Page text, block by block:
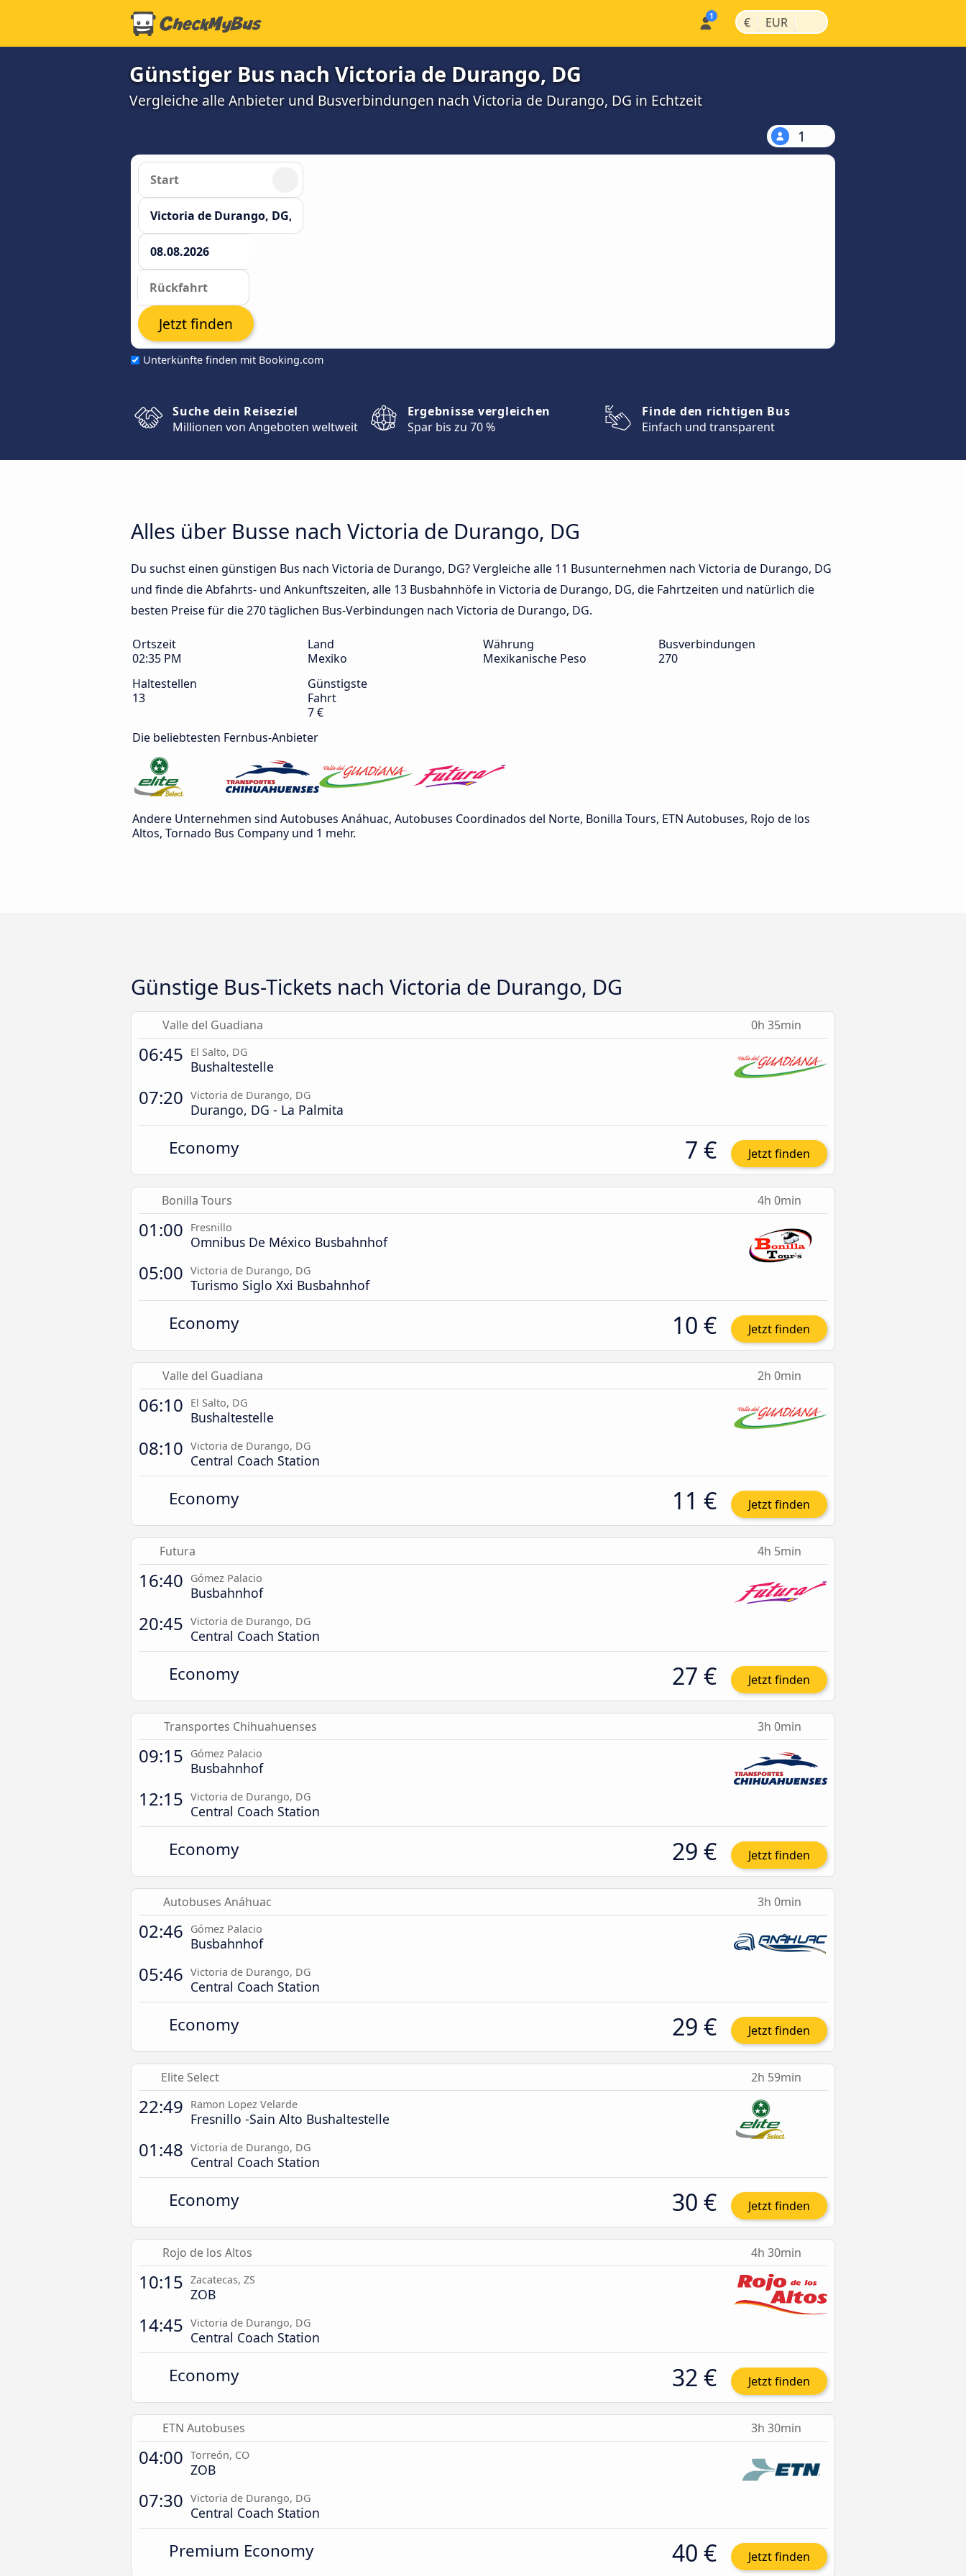
€ | EUR |
Günstiger Bus nach Victoria de Durango, DG
Vergleiche alle Anbieter und Busverbindungen nach Victoria de Durango, DG in Echtzeit
1
Unterkünfte finden mit Booking.com
Jetzt finden
Suche dein Reiseziel
Millionen von Angeboten weltweit
Ergebnisse vergleichen
Spar bis zu 70 %
Finde den richtigen Bus
Einfach und transparent
Alles über Busse nach Victoria de Durango, DG
Du suchst einen günstigen Bus nach Victoria de Durango, DG? Vergleiche alle 11 Busunternehmen nach Victoria de Durango, DG
und finde die Abfahrts- und Ankunftszeiten, alle 13 Busbahnhöfe in Victoria de Durango, DG, die Fahrtzeiten und natürlich die
besten Preise für die 270 täglichen Bus-Verbindungen nach Victoria de Durango, DG.
Ortszeit
02:35 PM
Land
Mexiko
Währung
Mexikanische Peso
Busverbindungen
270
Haltestellen
13
Günstigste
Fahrt
7 €
Die beliebtesten Fernbus-Anbieter
Andere Unternehmen sind Autobuses Anáhuac, Autobuses Coordinados del Norte, Bonilla Tours, ETN Autobuses, Rojo de los
Altos, Tornado Bus Company und 1 mehr.
Günstige Bus-Tickets nach Victoria de Durango, DG
Valle del Guadiana 0h 35min
06:45 El Salto, DG
Bushaltestelle
07:20 Victoria de Durango, DG
Durango, DG - La Palmita
Economy 7 € Jetzt finden
Bonilla Tours 4h 0min
01:00 Fresnillo
Omnibus De México Busbahnhof
05:00 Victoria de Durango, DG
Turismo Siglo Xxi Busbahnhof
Economy 10 € Jetzt finden
Valle del Guadiana 2h 0min
06:10 El Salto, DG
Bushaltestelle
08:10 Victoria de Durango, DG
Central Coach Station
Economy 11 € Jetzt finden
Futura 4h 5min
16:40 Gómez Palacio
Busbahnhof
20:45 Victoria de Durango, DG
Central Coach Station
Economy 27 € Jetzt finden
Transportes Chihuahuenses 3h 0min
09:15 Gómez Palacio
Busbahnhof
12:15 Victoria de Durango, DG
Central Coach Station
Economy 29 € Jetzt finden
Autobuses Anáhuac 3h 0min
02:46 Gómez Palacio
Busbahnhof
05:46 Victoria de Durango, DG
Central Coach Station
Economy 29 € Jetzt finden
Elite Select 2h 59min
22:49 Ramon Lopez Velarde
Fresnillo -Sain Alto Bushaltestelle
01:48 Victoria de Durango, DG
Central Coach Station
Economy 30 € Jetzt finden
Rojo de los Altos 4h 30min
10:15 Zacatecas, ZS
ZOB
14:45 Victoria de Durango, DG
Central Coach Station
Economy 32 € Jetzt finden
ETN Autobuses 3h 30min
04:00 Torreón, CO
ZOB
07:30 Victoria de Durango, DG
Central Coach Station
Premium Economy 40 € Jetzt finden